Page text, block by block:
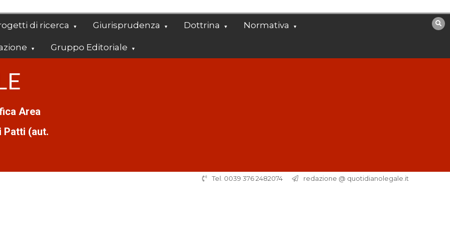
di ricerca Giurisprudenza Dottrina Normativa
Gruppo Editoriale
Area
Patti (aut.
Tel. 0039 376 2482074 redazione @ quotidianolegale.it